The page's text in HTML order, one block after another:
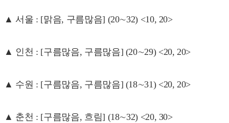
▲ 서울 : [맑음, 구름많음] (20∼32) <10, 20>
▲ 인천 : [구름많음, 구름많음] (20∼29) <20, 20>
▲ 수원 : [구름많음, 구름많음] (18∼31) <20, 20>
▲ 춘천 : [구름많음, 흐림] (18∼32) <20, 30>